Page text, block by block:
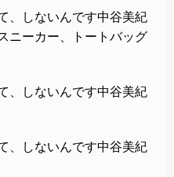
、しないんです中谷美紀
ニーカー、トートバッグ
、しないんです中谷美紀
、しないんです中谷美紀